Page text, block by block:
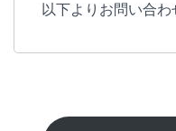
以下よりお問い合わ